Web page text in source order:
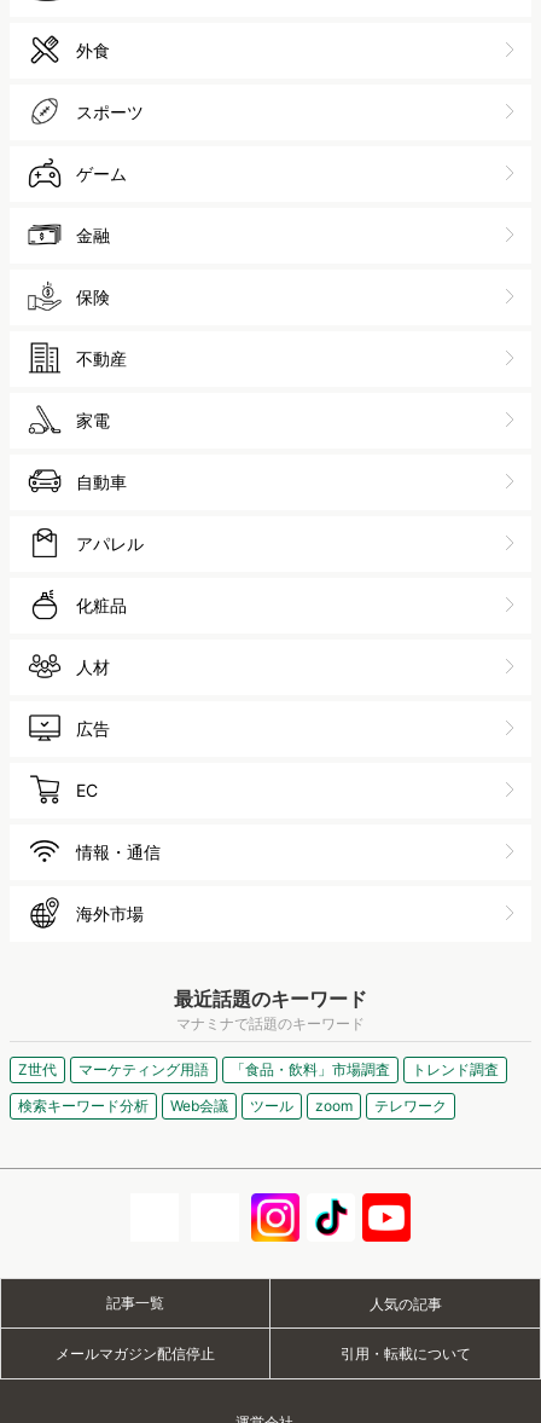
外食
スポーツ
ゲーム
金融
保険
不動産
家電
自動車
アパレル
化粧品
人材
広告
EC
情報・通信
海外市場
最近話題のキーワード
マナミナで話題のキーワード
Z世代 マーケティング用語 「食品・飲料」市場調査
トレンド調査
検索キーワード分析
Web会議 ツール zoom テレワーク
記事一覧 人気の記事
メールマガジン配信停止 引用・転載について